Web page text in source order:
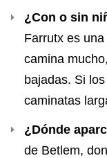
¿Con o sin
Farrutx es
camina
bajadas. Si
caminatas
¿Dónde
de Betlem,